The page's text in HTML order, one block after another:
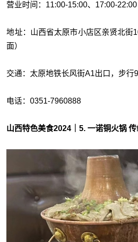
营业时间：11:00-15:00、17:00-22:00
地址：山西省太原市小店区亲贤北街
面）
交通：太原地铁长风街A1出口，步行
电话：0351-7960888
山西特色美食2024｜5. 一诺铜火锅